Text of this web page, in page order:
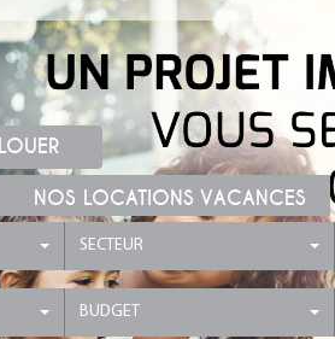
LOUER
NOS LOCATIONS VACANCES
SECTEUR
BUDGET